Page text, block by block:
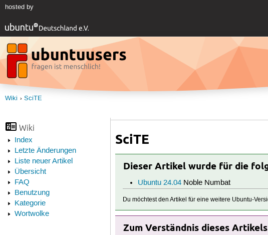
hosted by
Wiki SciTE
Wiki
Index
Letzte Änderungen
Liste neuer Artikel
Übersicht
FAQ
Benutzung
Kategorie
Wortwolke
SciTE
Dieser Artikel wurde für die
Ubuntu 24.04Noble Numbat
Du möchtest den Artikel für eine weitere Ubuntu-
Zum Verständnis dieses